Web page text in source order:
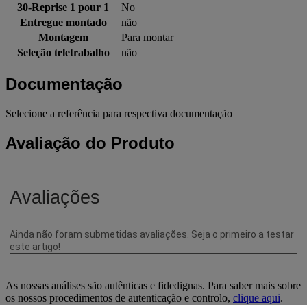
30-Reprise 1 pour 1
No
Entregue montado
não
Montagem
Para montar
Seleção teletrabalho
não
Documentação
Selecione a referência para respectiva documentação
Avaliação do Produto
As nossas análises são autênticas e fidedignas. Para saber mais sobre
os nossos procedimentos de autenticação e controlo, clique aqui.